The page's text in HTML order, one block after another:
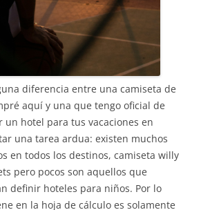
diferencia entre una camiseta de
aquí y una que tengo oficial de
un hotel para tus vacaciones en
una tarea ardua: existen muchos
en todos los destinos, camiseta willy
pero pocos son aquellos que
definir hoteles para niños. Por lo
en la hoja de cálculo es solamente